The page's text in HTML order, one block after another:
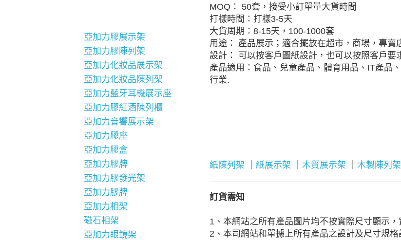
亞加力膠展示架
亞加力膠陳列架
亞加力化妝品展示架
亞加力化妝品陳列架
亞加力藍牙耳機展示座
亞加力膠紅酒陳列櫃
亞加力音響展示架
亞加力膠座
亞加力膠盒
亞加力膠牌
亞加力膠發光架
亞加力膠牌
亞加力相架
磁石相架
亞加力眼鏡架
MOQ： 50套，接受小訂單量大貨時間
打樣時間：打樣3-5天
大貨周期：8-15天，100-1000套
用途： 產品展示；適合擺放在超市，商場，專賣
設計： 可以按客戶圖紙設計，也可以按照客戶要
產品適用：食品、兒童產品、體育用品、IT產品
行業.
紙陳列架 紙展示架 木質展示架 木製陳列架
訂貨需知
1、本網站之所有產品圖片均不按實際尺寸顯示，
2、本司網站和單據上所有產品之設計及尺寸規